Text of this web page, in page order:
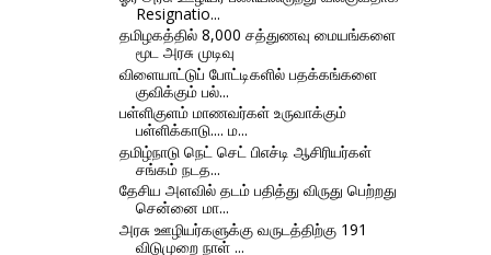
Resignatio...
தமிழகத்தில் 8,000 சத்துணவு மையங்களை
மூட அரசு முடிவு
விளையாட்டுப் போட்டிகளில் பதக்கங்களை
குவிக்கும் பல்...
பள்ளிகுளம் மாணவர்கள் உருவாக்கும்
பள்ளிக்காடு.... ம...
தமிழ்நாடு நெட் செட் பிஎச்டி ஆசிரியர்கள்
சங்கம் நடத...
தேசிய அளவில் தடம் பதித்து விருது பெற்றது
சென்னை மா...
அரசு ஊழியர்களுக்கு வருடத்திற்கு 191
விடுமுறை நாள் ...